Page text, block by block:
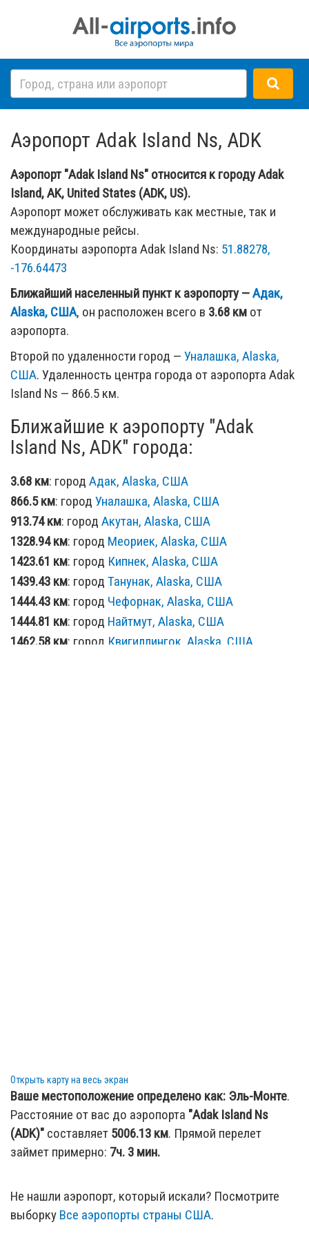
Аэропорт Adak Island Ns, ADK
Аэропорт "Adak Island Ns" относится к городу Adak
Island, AK, United States (ADK, US).
Аэропорт может обслуживать как местные, так и
международные рейсы.
Координаты аэропорта Adak Island Ns: 51.88278,
-176.64473
Ближайший населенный пункт к аэропорту —Адак,
Alaska, США, он расположен всего в 3.68 км от
аэропорта.
Второй по удаленности город — Уналашка, Alaska,
США. Удаленность центра города от аэропорта Adak
Island Ns — 866.5 км.
Ближайшие к аэропорту "Adak
Island Ns, ADK" города:
3.68 км: город Адак, Alaska, США
866.5 км: город Уналашка, Alaska, США
913.74 км: город Акутан, Alaska, США
1328.94 км: город Меориек, Alaska, США
1423.61 км: город Кипнек, Alaska, США
1439.43 км: город Танунак, Alaska, США
1444.43 км: город Чефорнак, Alaska, США
1444.81 км: город Найтмут, Alaska, США
1462.58 км: город Квигиллингок, Alaska, США
Открыть карту на весь экран
Ваше местоположение определено как: Эль-Монте.
Расстояние от вас до аэропорта "Adak Island Ns
(ADK)" составляет 5006.13 км. Прямой перелет
займет примерно: 7ч. 3 мин.
Не нашли аэропорт, который искали? Посмотрите
выборку Все аэропорты страны США.